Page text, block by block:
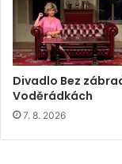
Divadlo Bez
Voděrádkách
7. 8. 2026